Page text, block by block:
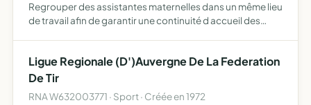
Regrouper des assistantes maternelles dans un même lieu
de travail afin de garantir une continuité d accueil des
Ligue Regionale (D')Auvergne De La Federation
De Tir
RNA W632003771 · Sport · Créée en 1972